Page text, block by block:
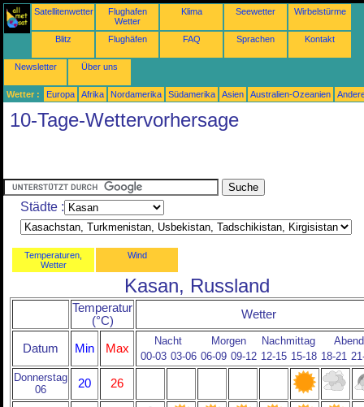
Satellitenwetter
Flughafen
Wetter
Klima Seewetter Wirbelstürme
Blitz Flughäfen FAQ Sprachen Kontakt
Newsletter Über uns
Wetter : Europa Afrika Nordamerika Südamerika Asien Australien-Ozeanien
10-Tage-Wettervorhersage
Städte :
Temperaturen,
Wetter
Wind
Kasan, Russland
Temperatur
(°C)
Wetter
Datum Min Max
Nacht Morgen Nachmittag
Abend
00-03 03-06 06-09 09-12 12-15 15-18 18-21
Donnerstag
06
20 26